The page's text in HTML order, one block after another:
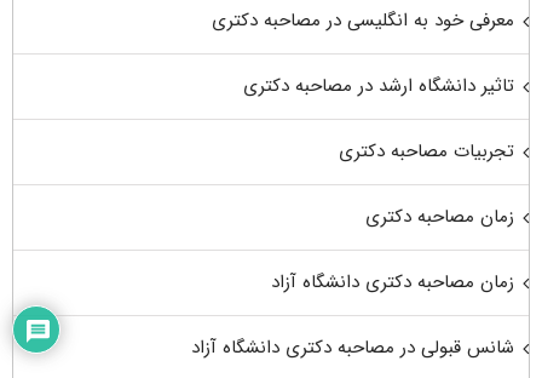
معرفی خود به انگلیسی در مصاحبه دکتری
تاثیر دانشگاه ارشد در مصاحبه دکتری
تجربیات مصاحبه دکتری
زمان مصاحبه دکتری
زمان مصاحبه دکتری دانشگاه آزاد
شانس قبولی در مصاحبه دکتری دانشگاه آزاد